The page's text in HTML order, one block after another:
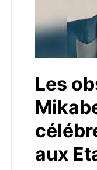
Les
aux